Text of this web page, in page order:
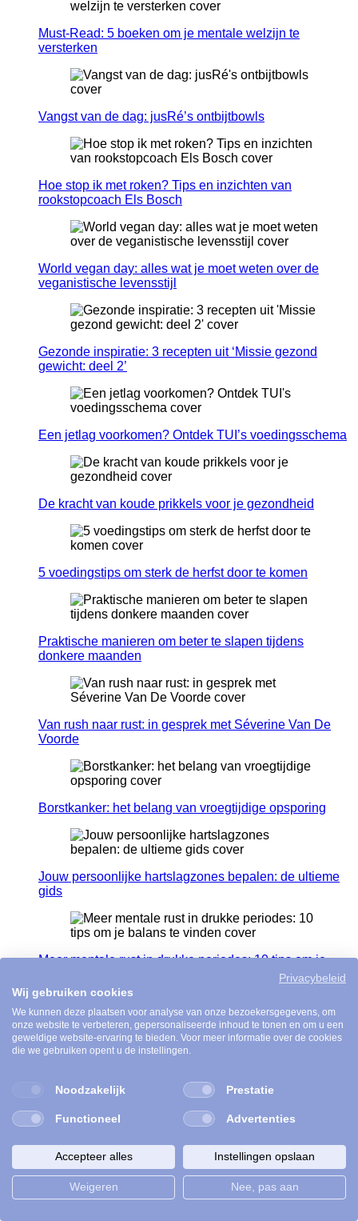
Must-Read: 5 boeken om je mentale welzijn te
versterken
Vangst van de dag: jusRé’s ontbijtbowls
Hoe stop ik met roken? Tips en inzichten van
rookstopcoach Els Bosch
World vegan day: alles wat je moet weten over de
veganistische levensstijl
Gezonde inspiratie: 3 recepten uit ‘Missie gezond
gewicht: deel 2’
Een jetlag voorkomen? Ontdek TUI’s voedingsschema
De kracht van koude prikkels voor je gezondheid
5 voedingstips om sterk de herfst door te komen
Praktische manieren om beter te slapen tijdens
donkere maanden
Van rush naar rust: in gesprek met Séverine Van De
Voorde
Borstkanker: het belang van vroegtijdige opsporing
Jouw persoonlijke hartslagzones bepalen: de ultieme
gids
Meer mentale rust in drukke periodes: 10 tips om je
Op twee oren slapen: het belang van slaap voor je
Privacybeleid
Wij gebruiken cookies
We kunnen deze plaatsen voor analyse van onze bezoekersgegevens, om
onze website te verbeteren, gepersonaliseerde inhoud te tonen en om u een
geweldige website-ervaring te bieden. Voor meer informatie over de cookies
die we gebruiken opent u de instellingen.
Noodzakelijk Prestatie
Functioneel Advertenties
Accepteer alles Instellingen opslaan
Weigeren Nee, pas aan